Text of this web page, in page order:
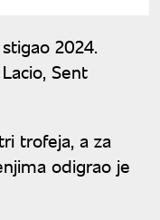
2024.
Sent
trofeja, a za
odigrao je